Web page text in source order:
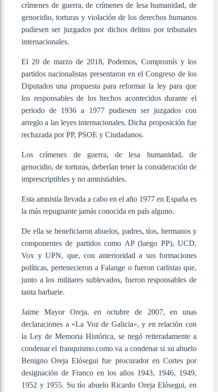
crímenes de guerra, de crímenes de lesa humanidad, de
genocidio, torturas y violación de los derechos humanos
pudiesen ser juzgados por dichos delitos por tribunales
internacionales.
El 20 de marzo de 2018, Podemos, Compromís y los
partidos nacionalistas presentaron en el Congreso de los
Diputados una propuesta para reformar la ley para que
los responsables de los hechos acontecidos durante el
periodo de 1936 a 1977 pudiesen ser juzgados con
arreglo a las leyes internacionales. Dicha proposición fue
rechazada por PP, PSOE y Ciudadanos.
Los crímenes de guerra, de lesa humanidad, de
genocidio, de torturas, deberían tener la consideración de
imprescriptibles y no amnistiables.
Esta amnistía llevada a cabo en el año 1977 en España es
la más repugnante jamás conocida en país alguno.
De ella se beneficiaron abuelos, padres, tíos, hermanos y
componentes de partidos como AP (luego PP), UCD,
Vox y UPN, que, con anterioridad a sus formaciones
políticas, pertenecieron a Falange o fueron carlistas que,
junto a los militares sublevados, fueron responsables de
tanta barbarie.
Jaime Mayor Oreja, en octubre de 2007, en unas
declaraciones a «La Voz de Galicia», y en relación con
la Ley de Memoria Histórica, se negó reiteradamente a
condenar el franquismo.como va a condenar si su abuelo
Benigno Oreja Elósegui fue procurador en Cortes por
designación de Franco en los años 1943, 1946, 1949,
1952 y 1955. Su tío abuelo Ricardo Oreja Elósegui, en